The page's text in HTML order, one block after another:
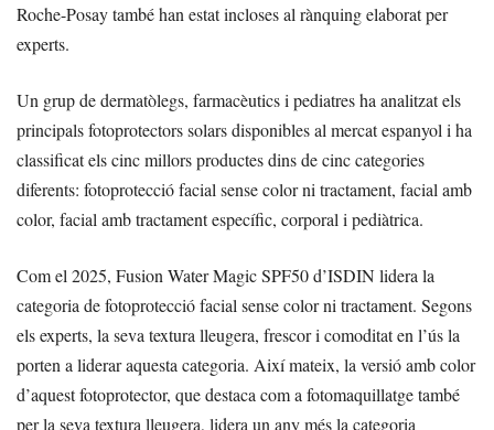
Roche-Posay també han estat incloses al rànquing elaborat per
experts.
Un grup de dermatòlegs, farmacèutics i pediatres ha analitzat els
principals fotoprotectors solars disponibles al mercat espanyol i ha
classificat els cinc millors productes dins de cinc categories
diferents: fotoprotecció facial sense color ni tractament, facial amb
color, facial amb tractament específic, corporal i pediàtrica.
Com el 2025, Fusion Water Magic SPF50 d’ISDIN lidera la
categoria de fotoprotecció facial sense color ni tractament. Segons
els experts, la seva textura lleugera, frescor i comoditat en l’ús la
porten a liderar aquesta categoria. Així mateix, la versió amb color
d’aquest fotoprotector, que destaca com a fotomaquillatge també
per la seva textura lleugera, lidera un any més la categoria